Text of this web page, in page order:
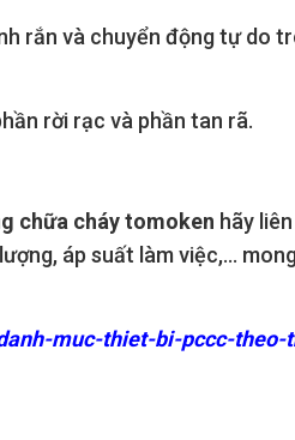
rắn và chuyển động tự do
rời rạc và phần tan rã.
chữa cháy tomoken hãy
áp suất làm việc,…
muc-thiet-bi-pccc-theo-